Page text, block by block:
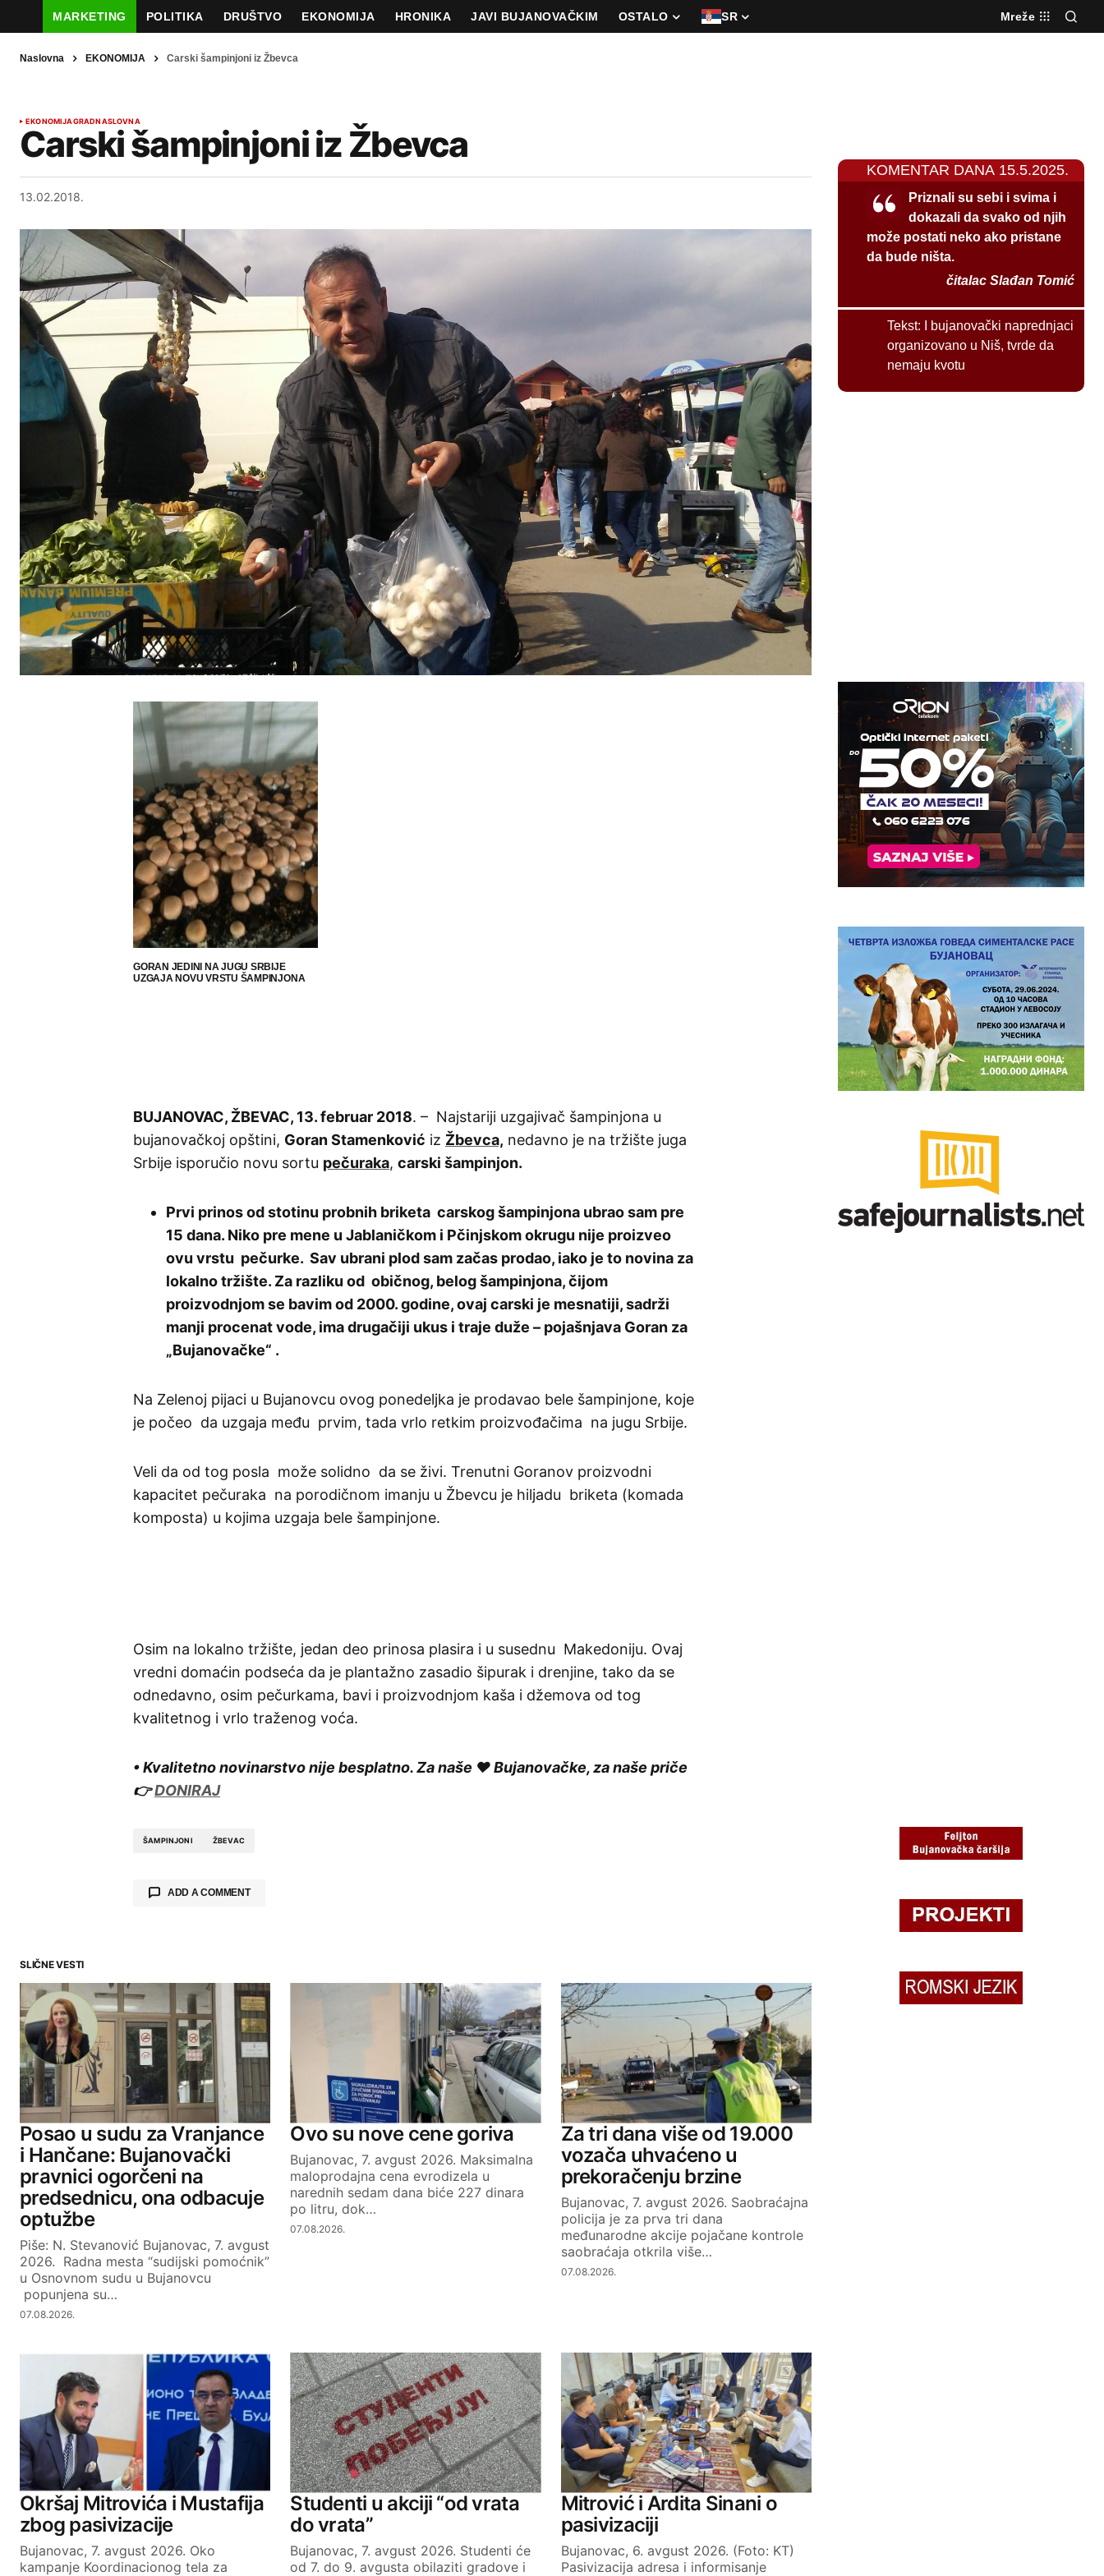
MARKETING POLITIKA DRUŠTVO EKONOMIJA HRONIKA JAVI BUJANOVAČKIM OSTALO SR Mreže
Naslovna EKONOMIJA Carski šampinjoni iz Žbevca
EKONOMIJAGRADNASLOVNA
Carski šampinjoni iz Žbevca
13.02.2018.
GORAN JEDINI NA JUGU SRBIJE
UZGAJA NOVU VRSTU ŠAMPINJONA
BUJANOVAC, ŽBEVAC, 13. februar 2018. – Najstariji uzgajivač šampinjona u
bujanovačkoj opštini, Goran Stamenković iz Žbevca, nedavno je na tržište juga
Srbije isporučio novu sortu pečuraka, carski šampinjon.
Prvi prinos od stotinu probnih briketa carskog šampinjona ubrao sam pre
15 dana. Niko pre mene u Jablaničkom i Pčinjskom okrugu nije proizveo
ovu vrstu pečurke. Sav ubrani plod sam začas prodao, iako je to novina za
lokalno tržište. Za razliku od običnog, belog šampinjona, čijom
proizvodnjom se bavim od 2000. godine, ovaj carski je mesnatiji, sadrži
manji procenat vode, ima drugačiji ukus i traje duže – pojašnjava Goran za
„Bujanovačke“ .
Na Zelenoj pijaci u Bujanovcu ovog ponedeljka je prodavao bele šampinjone, koje
je počeo da uzgaja među prvim, tada vrlo retkim proizvođačima na jugu Srbije.
Veli da od tog posla može solidno da se živi. Trenutni Goranov proizvodni
kapacitet pečuraka na porodičnom imanju u Žbevcu je hiljadu briketa (komada
komposta) u kojima uzgaja bele šampinjone.
Osim na lokalno tržište, jedan deo prinosa plasira i u susednu Makedoniju. Ovaj
vredni domaćin podseća da je plantažno zasadio šipurak i drenjine, tako da se
odnedavno, osim pečurkama, bavi i proizvodnjom kaša i džemova od tog
kvalitetnog i vrlo traženog voća.
• Kvalitetno novinarstvo nije besplatno. Za naše ❤️ Bujanovačke, za naše priče
👉DONIRAJ
ŠAMPINJONI ŽBEVAC
ADD A COMMENT
Comment
Your Name Your E-mail
SUBMIT COMMENT
SLIČNE VESTI
Posao u sudu za Vranjance
i Hančane: Bujanovački
pravnici ogorčeni na
predsednicu, ona odbacuje
optužbe
Piše: N. Stevanović Bujanovac, 7. avgust
2026. Radna mesta “sudijski pomoćnik”
u Osnovnom sudu u Bujanovcu
popunjena su…
07.08.2026.
Ovo su nove cene goriva
Bujanovac, 7. avgust 2026. Maksimalna
maloprodajna cena evrodizela u
narednih sedam dana biće 227 dinara
po litru, dok…
07.08.2026.
Za tri dana više od 19.000
vozača uhvaćeno u
prekoračenju brzine
Bujanovac, 7. avgust 2026. Saobraćajna
policija je za prva tri dana
međunarodne akcije pojačane kontrole
saobraćaja otkrila više…
07.08.2026.
Okršaj Mitrovića i Mustafija
zbog pasivizacije
Bujanovac, 7. avgust 2026. Oko
kampanje Koordinacionog tela za
Studenti u akciji “od vrata
do vrata”
Bujanovac, 7. avgust 2026. Studenti će
od 7. do 9. avgusta obilaziti gradove i
Mitrović i Ardita Sinani o
pasivizaciji
Bujanovac, 6. avgust 2026. (Foto: KT)
Pasivizacija adresa i informisanje
KOMENTAR DANA 15.5.2025.
Priznali su sebi i svima i
dokazali da svako od njih
može postati neko ako pristane
da bude ništa.
čitalac Slađan Tomić
Tekst:
I bujanovački naprednjaci
organizovano u Niš, tvrde da
nemaju kvotu